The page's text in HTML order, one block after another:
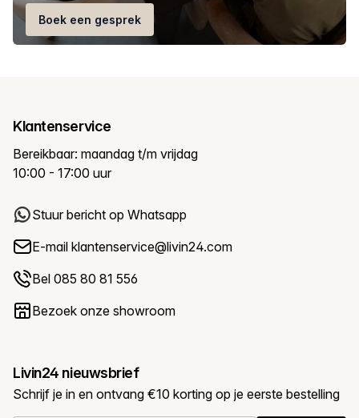
Boek een gesprek
Klantenservice
Bereikbaar: maandag t/m vrijdag
10:00 - 17:00 uur
Stuur bericht op Whatsapp
E-mail klantenservice@livin24.com
Bel 085 80 81 556
Bezoek onze showroom
Livin24 nieuwsbrief
Schrijf je in en ontvang €10 korting op je eerste bestelling